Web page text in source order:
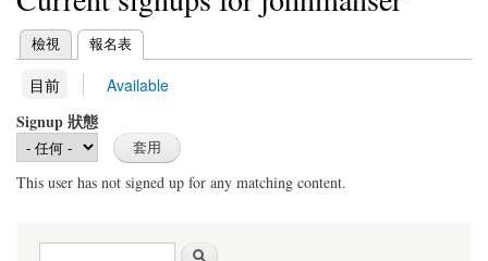
主要索引標籤
檢視 報名表
(作用中頁籤)
次要索引標籤
目前
(作用中頁籤) Available
Signup 狀態
This user has not signed up for any matching content.
搜尋表單